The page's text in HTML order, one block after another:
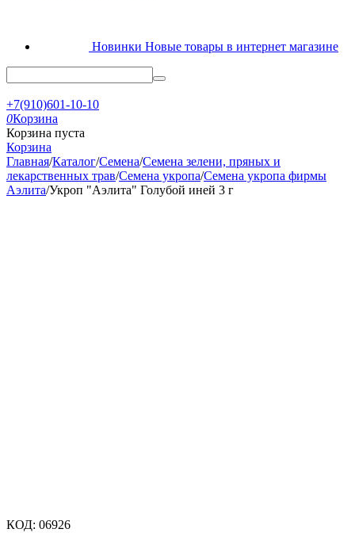
Новинки Новые товары в интернет магазине
+7(910)601-10-10
0Корзина
Корзина пуста
Корзина
Главная/Каталог/Семена/Семена зелени, пряных и
лекарственных трав/Семена укропа/Семена укропа фирмы
Аэлита/Укроп "Аэлита" Голубой иней 3 г
КОД: 06926